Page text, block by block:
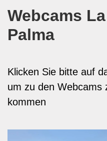
Webcams La
Palma
Klicken Sie bitte auf
um zu den Webcams
kommen